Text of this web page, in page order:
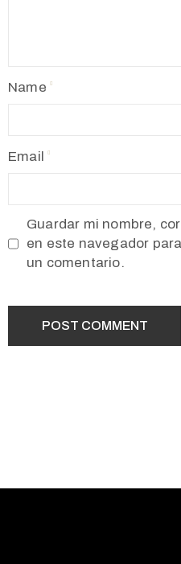
Name
Email
Guardar mi nombre,
en este navegador
un comentario.